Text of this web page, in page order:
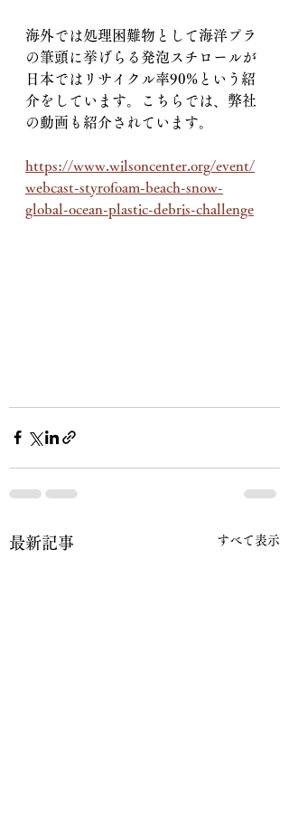
海外では処理困難物として海洋プラ
の筆頭に挙げらる発泡スチロールが
日本ではリサイクル率90%という紹
介をしています。こちらでは、弊社
の動画も紹介されています。
https://www.wilsoncenter.org/event/
webcast-styrofoam-beach-snow-
global-ocean-plastic-debris-challenge
最新記事 すべて表示